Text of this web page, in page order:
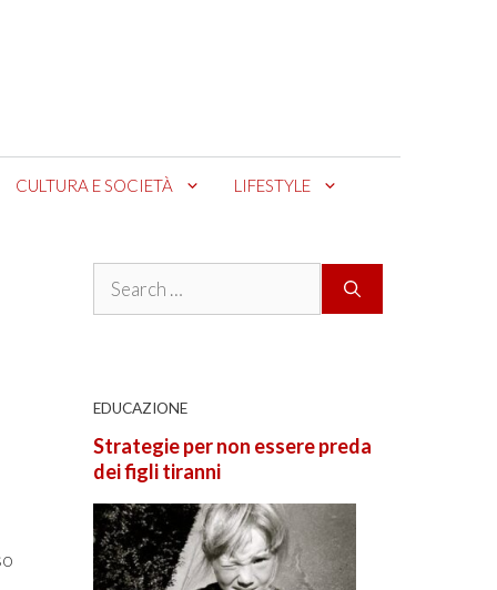
CULTURA E SOCIETÀ LIFESTYLE
Search
EDUCAZIONE
Strategie per non essere preda
dei figli tiranni